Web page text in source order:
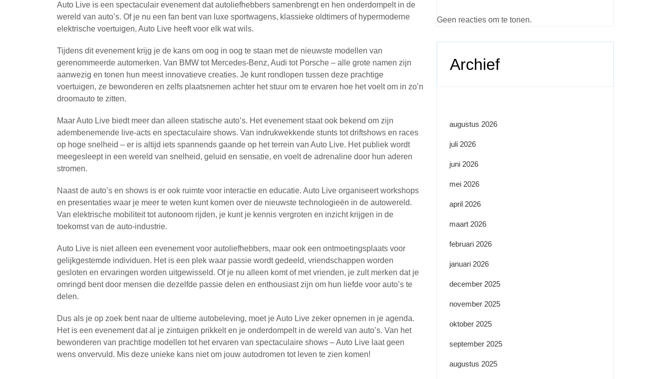
Auto Live is een spectaculair evenement dat autoliefhebbers samenbrengt en hen onderdompelt in de
wereld van auto’s. Of je nu een fan bent van luxe sportwagens, klassieke oldtimers of hypermoderne
elektrische voertuigen, Auto Live heeft voor elk wat wils.
Tijdens dit evenement krijg je de kans om oog in oog te staan met de nieuwste modellen van
gerenommeerde automerken. Van BMW tot Mercedes-Benz, Audi tot Porsche – alle grote namen zijn
aanwezig en tonen hun meest innovatieve creaties. Je kunt rondlopen tussen deze prachtige
voertuigen, ze bewonderen en zelfs plaatsnemen achter het stuur om te ervaren hoe het voelt om in zo’n
droomauto te zitten.
Maar Auto Live biedt meer dan alleen statische auto’s. Het evenement staat ook bekend om zijn
adembenemende live-acts en spectaculaire shows. Van indrukwekkende stunts tot driftshows en races
op hoge snelheid – er is altijd iets spannends gaande op het terrein van Auto Live. Het publiek wordt
meegesleept in een wereld van snelheid, geluid en sensatie, en voelt de adrenaline door hun aderen
stromen.
Naast de auto’s en shows is er ook ruimte voor interactie en educatie. Auto Live organiseert workshops
en presentaties waar je meer te weten kunt komen over de nieuwste technologieën in de autowereld.
Van elektrische mobiliteit tot autonoom rijden, je kunt je kennis vergroten en inzicht krijgen in de
toekomst van de auto-industrie.
Auto Live is niet alleen een evenement voor autoliefhebbers, maar ook een ontmoetingsplaats voor
gelijkgestemde individuen. Het is een plek waar passie wordt gedeeld, vriendschappen worden
gesloten en ervaringen worden uitgewisseld. Of je nu alleen komt of met vrienden, je zult merken dat je
omringd bent door mensen die dezelfde passie delen en enthousiast zijn om hun liefde voor auto’s te
delen.
Dus als je op zoek bent naar de ultieme autobeleving, moet je Auto Live zeker opnemen in je agenda.
Het is een evenement dat al je zintuigen prikkelt en je onderdompelt in de wereld van auto’s. Van het
bewonderen van prachtige modellen tot het ervaren van spectaculaire shows – Auto Live laat geen
wens onvervuld. Mis deze unieke kans niet om jouw autodromen tot leven te zien komen!
Geen reacties om te tonen.
Archief
augustus 2026
juli 2026
juni 2026
mei 2026
april 2026
maart 2026
februari 2026
januari 2026
december 2025
november 2025
oktober 2025
september 2025
augustus 2025